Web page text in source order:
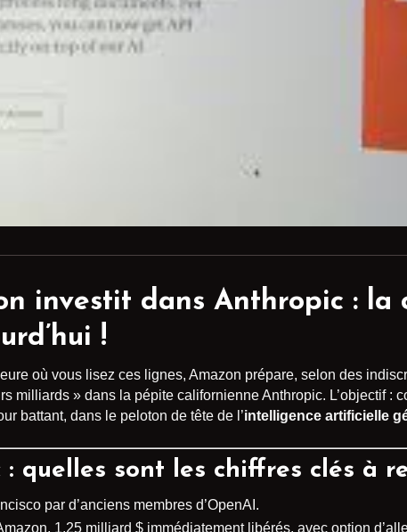
investit dans Anthropic : la
!
où vous lisez ces lignes, Amazon prépare, selon des
milliards » dans la pépite californienne Anthropic. L’objectif :
battant, dans le peloton de tête de l’intelligence artificielle
quelles sont les chiffres clés à
par d’anciens membres d’OpenAI.
1,25 milliard $ immédiatement libérés, avec option